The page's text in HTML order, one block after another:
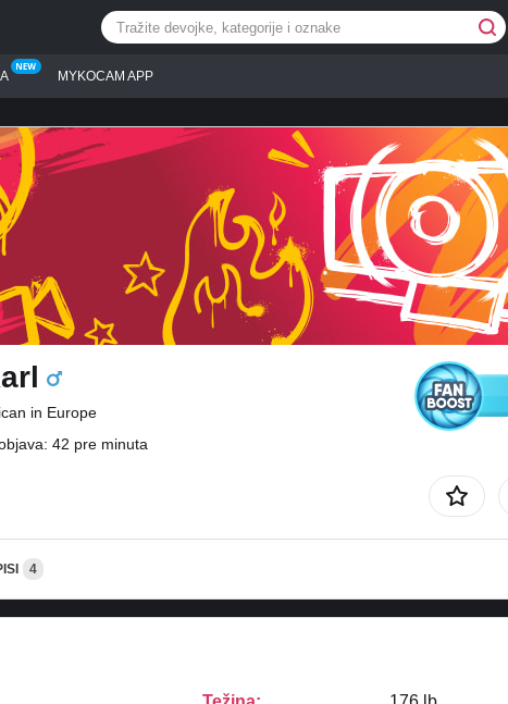
MYKOCAM APP
in Europe
42 pre minuta
4